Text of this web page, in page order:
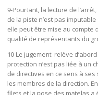
9-Pourtant, la lecture de
de la piste n’est pas
elle peut être mise au compte
qualité de représentants du
10-Le jugement relève
protection n’est pas liée à un
de directives en ce sens à
les membres de la direction.
filets et la pose des matelas